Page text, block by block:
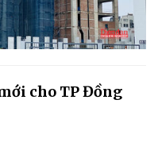
cho TP Đồng